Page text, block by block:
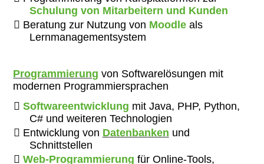
Schulung von Mitarbeitern und Kunden
Beratung zur Nutzung von Moodleals
Lernmanagementsystem
Programmierung von Softwarelösungen mit
modernen Programmiersprachen
Softwareentwicklung mit Java, PHP, Python,
C# und weiteren Technologien
Entwicklung von Datenbanken und
Schnittstellen
Web-Programmierung für Online-Tools,